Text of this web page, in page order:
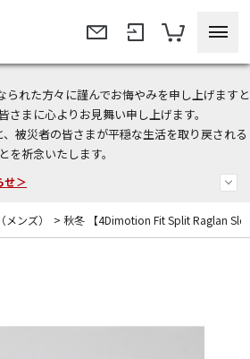
られた方々に謹んでお悔やみを申し上げますと
さまに心よりお見舞い申し上げます。
被災者の皆さまが平穏な生活を取り戻される
を祈念いたします。
円OFFクーポンプレゼント！
せ＞
・お問い合わせ＞
メンズ） > 秋冬 【4Dimotion Fit Split Raglan